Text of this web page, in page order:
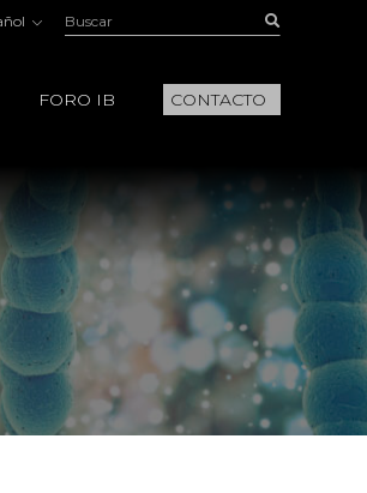
Buscar:
FORO IB CONTACTO